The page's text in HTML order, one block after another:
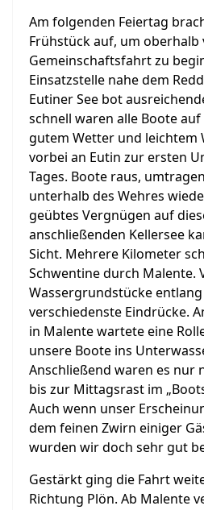
Am folgenden Feiertag
Frühstück auf, um oberhalb
Gemeinschaftsfahrt zu
Einsatzstelle nahe dem
Eutiner See bot
schnell waren alle Boote auf
gutem Wetter und leichtem
vorbei an Eutin zur ersten
Tages. Boote raus,
unterhalb des Wehres
geübtes Vergnügen auf
anschließenden Kellersee
Sicht. Mehrere Kilometer
Schwentine durch Malente.
Wassergrundstücke
verschiedenste Eindrücke.
in Malente wartete eine
unsere Boote ins
Anschließend waren es nur
bis zur Mittagsrast im
Auch wenn unser
dem feinen Zwirn einiger
wurden wir doch sehr gut
Gestärkt ging die Fahrt
Richtung Plön. Ab Malente